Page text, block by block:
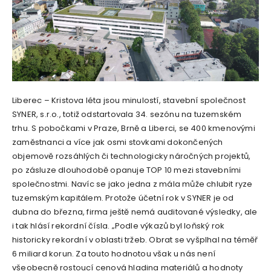
Liberec – Kristova léta jsou minulostí, stavební společnost
SYNER, s.r.o., totiž odstartovala 34. sezónu na tuzemském
trhu. S pobočkami v Praze, Brně a Liberci, se 400 kmenovými
zaměstnanci a více jak osmi stovkami dokončených
objemově rozsáhlých či technologicky náročných projektů,
po zásluze dlouhodobě opanuje TOP 10 mezi stavebními
společnostmi. Navíc se jako jedna z mála může chlubit ryze
tuzemským kapitálem. Protože účetní rok v SYNER je od
dubna do března, firma ještě nemá auditované výsledky, ale
i tak hlásí rekordní čísla. „Podle výkazů byl loňský rok
historicky rekordní v oblasti tržeb. Obrat se vyšplhal na téměř
6 miliard korun. Za touto hodnotou však u nás není
všeobecně rostoucí cenová hladina materiálů a hodnoty